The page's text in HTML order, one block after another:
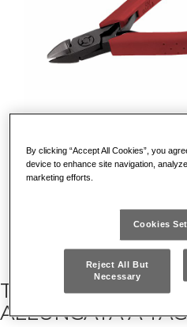
TRONCHESE CON
ALLUNGATA A
By clicking “Accept All Cookies”, you
device to enhance site navigation,
marketing efforts.
Cookies
Reject All But
Necessary